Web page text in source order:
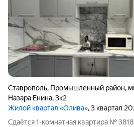
Ставрополь, Промышленный район,
Назара Енина,3к2
Жилой квартал «Олива», 3 квартал
Сдаётся 1-комнатная квартира №